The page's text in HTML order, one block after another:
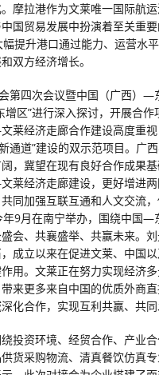
摩拉港作为文莱唯一国际航
国贸易发展中扮演着至关重
提升港口通过能力、运营水
双方经济增长。
第四次会议暨中国（广西）—
区”进行深入探讨，开展合
莱经济走廊合作建设高度重
道”建设的双示范项目。广
，冀望在现有良好合作成果
经济走廊建设，更好增进
同加强互联互通和人文交流
9月在南宁举办，围绕中国—
会、共襄盛举、共赢未来。
成立以来在促进文莱、中国
用。文莱正在努力实现经济
来更多来自中国的优质外商
化合作，实现互利共赢、共同
投资环境、经贸合作、产业
货采购物流、清真餐饮仿真